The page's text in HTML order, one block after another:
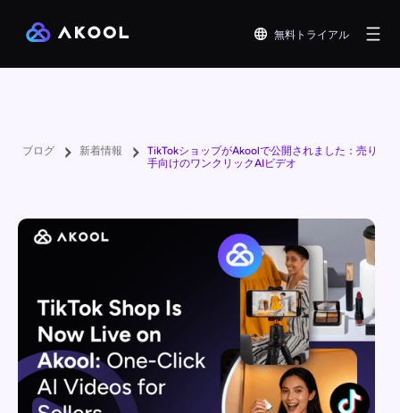
無料トライアル
ブログ 新着情報
TikTokショップがAkoolで公開されました：売り
手向けのワンクリックAIビデオ